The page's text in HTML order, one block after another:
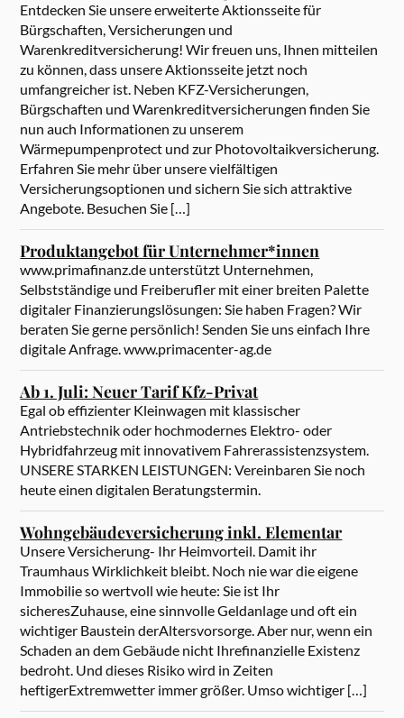
Entdecken Sie unsere erweiterte Aktionsseite für
Bürgschaften, Versicherungen und
Warenkreditversicherung! Wir freuen uns, Ihnen mitteilen
zu können, dass unsere Aktionsseite jetzt noch
umfangreicher ist. Neben KFZ-Versicherungen,
Bürgschaften und Warenkreditversicherungen finden Sie
nun auch Informationen zu unserem
Wärmepumpenprotect und zur Photovoltaikversicherung.
Erfahren Sie mehr über unsere vielfältigen
Versicherungsoptionen und sichern Sie sich attraktive
Angebote. Besuchen Sie […]
Produktangebot für Unternehmer*innen
www.primafinanz.de unterstützt Unternehmen,
Selbstständige und Freiberufler mit einer breiten Palette
digitaler Finanzierungslösungen: Sie haben Fragen? Wir
beraten Sie gerne persönlich! Senden Sie uns einfach Ihre
digitale Anfrage. www.primacenter-ag.de
Ab 1. Juli: Neuer Tarif Kfz-Privat
Egal ob effizienter Kleinwagen mit klassischer
Antriebstechnik oder hochmodernes Elektro- oder
Hybridfahrzeug mit innovativem Fahrerassistenzsystem.
UNSERE STARKEN LEISTUNGEN: Vereinbaren Sie noch
heute einen digitalen Beratungstermin.
Wohngebäudeversicherung inkl. Elementar
Unsere Versicherung- Ihr Heimvorteil. Damit ihr
Traumhaus Wirklichkeit bleibt. Noch nie war die eigene
Immobilie so wertvoll wie heute: Sie ist Ihr
sicheresZuhause, eine sinnvolle Geldanlage und oft ein
wichtiger Baustein derAltersvorsorge. Aber nur, wenn ein
Schaden an dem Gebäude nicht Ihrefinanzielle Existenz
bedroht. Und dieses Risiko wird in Zeiten
heftigerExtremwetter immer größer. Umso wichtiger […]